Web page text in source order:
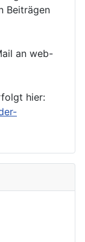
Beiträgen
an web-
hier: